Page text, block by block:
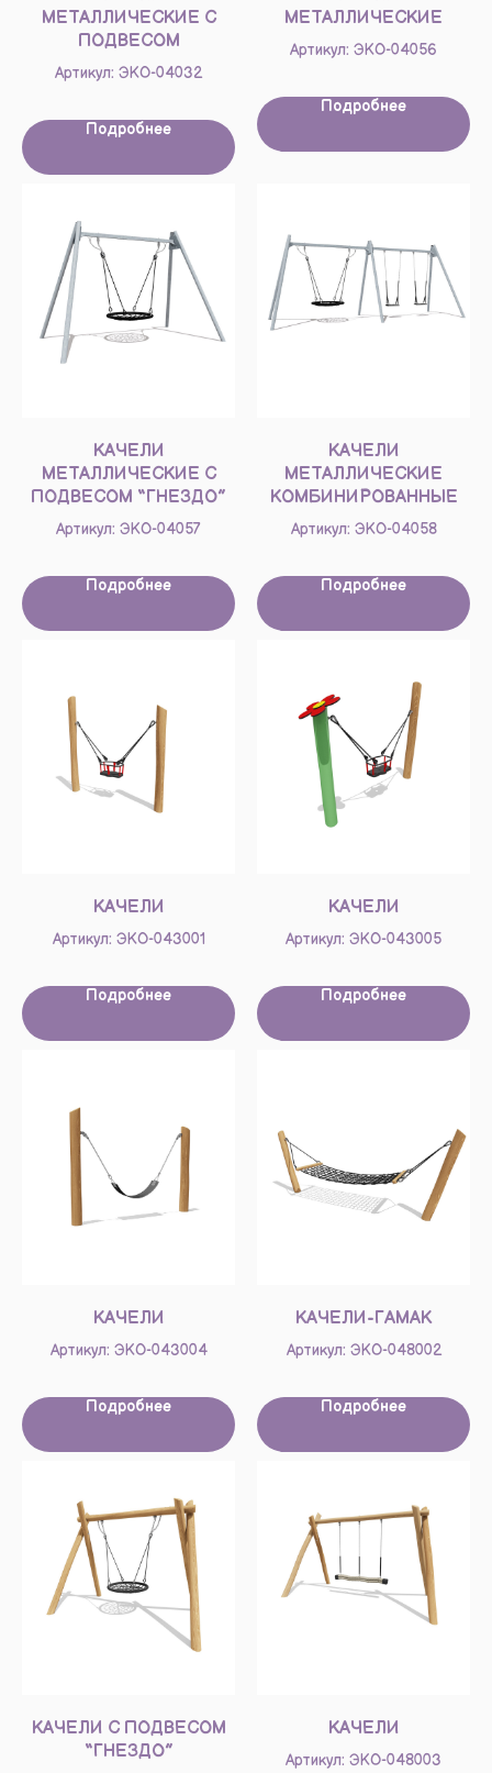
МЕТАЛЛИЧЕСКИЕ С
ПОДВЕСОМ
Артикул: ЭКО-04032
Подробнее
МЕТАЛЛИЧЕСКИЕ
Артикул: ЭКО-04056
Подробнее
КАЧЕЛИ
МЕТАЛЛИЧЕСКИЕ С
ПОДВЕСОМ “ГНЕЗДО”
Артикул: ЭКО-04057
Подробнее
КАЧЕЛИ
МЕТАЛЛИЧЕСКИЕ
КОМБИНИРОВАННЫЕ
Артикул: ЭКО-04058
Подробнее
КАЧЕЛИ
Артикул: ЭКО-043001
Подробнее
КАЧЕЛИ
Артикул: ЭКО-043005
Подробнее
КАЧЕЛИ
Артикул: ЭКО-043004
Подробнее
КАЧЕЛИ-ГАМАК
Артикул: ЭКО-048002
Подробнее
КАЧЕЛИ С ПОДВЕСОМ
“ГНЕЗДО”
КАЧЕЛИ
Артикул: ЭКО-048003